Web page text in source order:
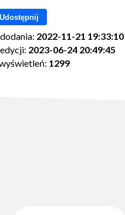
Udostępnij
2022-11-21 19:33:10
2023-06-24 20:49:45
1299